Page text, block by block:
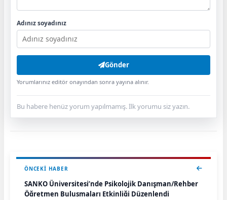
Adınız soyadınız
Gönder
Yorumlarınız editör onayından sonra yayına alınır.
Bu habere henüz yorum yapılmamış. İlk yorumu siz yazın.
ÖNCEKI HABER
SANKO Üniversitesi’nde Psikolojik Danışman/Rehber
Öğretmen Buluşmaları Etkinliği Düzenlendi